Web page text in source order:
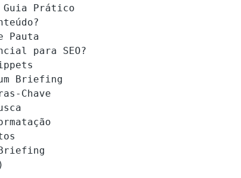
Guia Prático
Pauta
para SEO?
Briefing
Chave